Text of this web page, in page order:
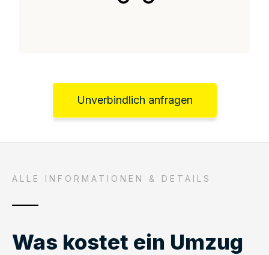
Unverbindlich anfragen
ALLE INFORMATIONEN & DETAILS
Was kostet ein Umzug